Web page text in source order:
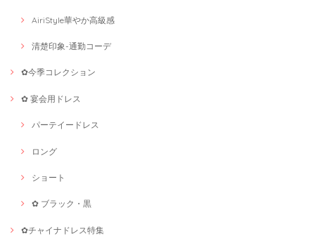
AiriStyle華やか高級感
清楚印象-通勤コーデ
✿今季コレクション
✿ 宴会用ドレス
パーテイードレス
ロング
ショート
✿ ブラック・黒
✿チャイナドレス特集